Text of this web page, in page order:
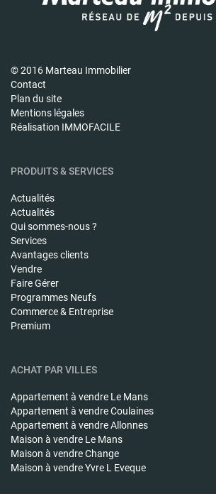
© 2016 Marteau Immobilier
Contact
Plan du site
Mentions légales
Réalisation IMMOFACILE
PRODUITS & SERVICES
Actualités
Actualités
Qui sommes-nous ?
Services
Avantages clients
Vendre
Faire Gérer
Programmes Neufs
Commerce & Entreprise
Premium
ACHAT PAR VILLES
Appartement à vendre Le Mans
Appartement à vendreCoulaines
Appartement à vendreAllonnes
Maison à vendre Le Mans
Maison à vendreChange
Maison à vendreYvre L Eveque